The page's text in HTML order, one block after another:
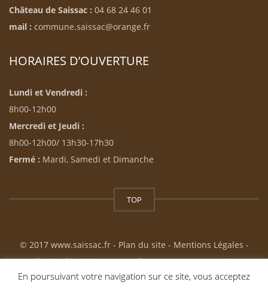
Château de Saissac : 04 68 24 46 01
mail : commune.saissac@orange.fr
HORAIRES D’OUVERTURE
Lundi et Vendredi :
8h00-12h00
Mercredi et Jeudi :
8h00-12h00/ 13h30-17h30
Fermé : Mardi, Samedi et Dimanche
TOP
© 2017 www.saissac.fr - Plan du site - Mentions Légales -
Création du site internet : Résonance Communication
En poursuivant votre navigation sur ce site, vous acceptez